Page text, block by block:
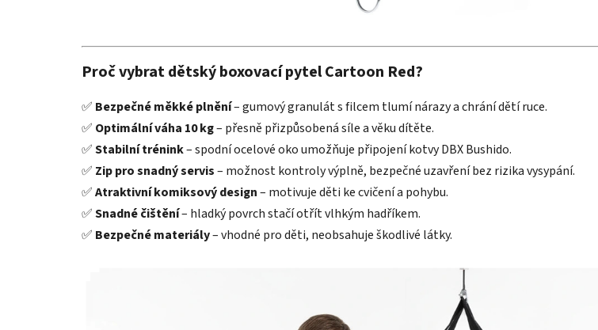
Proč vybrat dětský boxovací pytel Cartoon Red?
✅ Bezpečné měkké plnění– gumový granulát s filcem tlumí nárazy a chrání dětí ruce.
✅ Optimální váha 10 kg– přesně přizpůsobená síle a věku dítěte.
✅Stabilní trénink– spodní ocelové oko umožňuje připojení kotvy DBX Bushido.
✅ Zip pro snadný servis– možnost kontroly výplně, bezpečné uzavření bez rizika vysypání.
✅Atraktivní komiksový design– motivuje děti ke cvičení a pohybu.
✅Snadné čištění– hladký povrch stačí otřít vlhkým hadříkem.
✅ Bezpečné materiály– vhodné pro děti, neobsahuje škodlivé látky.